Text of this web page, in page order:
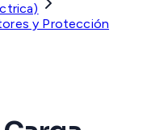
y Protección